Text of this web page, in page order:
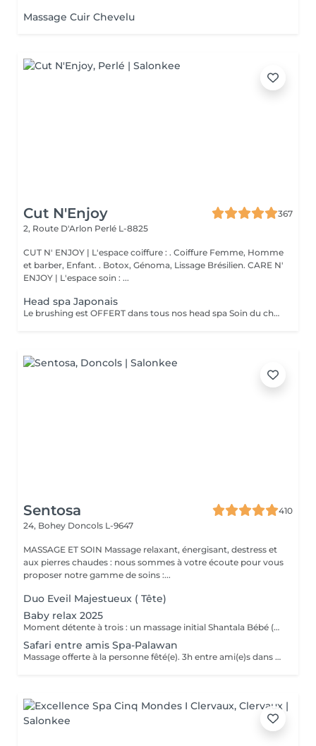
Massage Cuir Chevelu
Cut N'Enjoy
367
2, Route D'Arlon Perlé L-8825
CUT N' ENJOY | L'espace coiffure : . Coiffure Femme, Homme
et barber, Enfant. . Botox, Génoma, Lissage Brésilien. CARE N'
ENJOY | L'espace soin : ...
Head spa Japonais
Le brushing est OFFERT dans tous nos head spa Soin du cheveu, du cuir chevelu, massage du haut du corps et massage crânien sous les jet japonais
Sentosa
410
24, Bohey Doncols L-9647
MASSAGE ET SOIN Massage relaxant, énergisant, destress et
aux pierres chaudes : nous sommes à votre écoute pour vous
proposer notre gamme de soins :...
Duo Eveil Majestueux ( Tête)
Baby relax 2025
Moment détente à trois : un massage initial Shantala Bébé (maximum 9 mois ) vous faites vous même le massage sur votre bébé et nous vous montrons la marche à suivre + 2 massages " Eveil Majestueux" de 20 min pour papa et maman + 4h de Spa -Privatif Palawan A votre disposition lit pour bébé Uniquement du Lundi au jeudi de 10h à 14h Possibilité de commander le repas de midi sauf le mardi .
Safari entre amis Spa-Palawan
Massage offerte à la personne fêté(e). 3h entre ami(e)s dans notre spa privatif Palawan avec jus frais offerts. Massage Eveil Majestueux de 20 min offerts à la personne fêté(e) avec les somptueux produits de la marque Africology.